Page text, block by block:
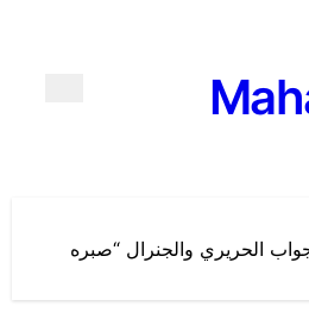
الحريري والجنرال “صبره